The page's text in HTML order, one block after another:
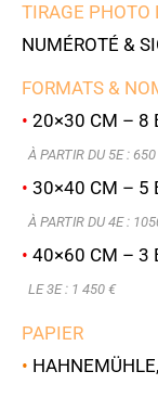
TIRAGE PHOTO
NUMÉROTÉ &
FORMATS &
• 20×30 CM – 8
À PARTIR DU 5E : 6
• 30×40 CM – 5
À PARTIR DU 4E :
• 40×60 CM – 3
LE 3E : 1 450 €
PAPIER
•